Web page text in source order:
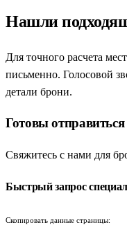
городов.
так и у организованных
предлагают огромное
поездок на выходные до
дарят уникальную
ремесел.
Классические
центры страны. В
Нашли
Для точного расчета
письменно. Голосовой
детали брони.
Готовы отправиться
Свяжитесь с нами для
Быстрый запрос
Скопировать данные страницы: